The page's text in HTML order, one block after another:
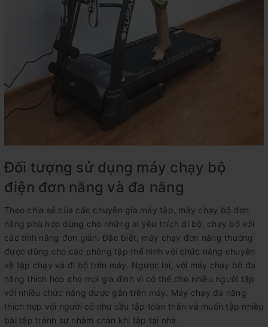
Đối tượng sử dụng máy chạy bộ
điện đơn năng và đa năng
Theo chia sẻ của các chuyên gia máy tập, máy chạy bộ đơn
năng phù hợp dùng cho những ai yêu thích đi bộ, chạy bộ với
các tính năng đơn giản. Đặc biệt, máy chạy đơn năng thường
được dùng cho các phòng tập thể hình với chức năng chuyên
về tập chạy và đi bộ trên máy. Ngược lại, với máy chạy bộ đa
năng thích hợp cho mọi gia đình vì có thể cho nhiều người tập
với nhiều chức năng được gắn trên máy. Máy chạy đa năng
thích hợp với người có nhu cầu tập toàn thân và muốn tập nhiều
bài tập tránh sự nhàm chán khi tập tại nhà.